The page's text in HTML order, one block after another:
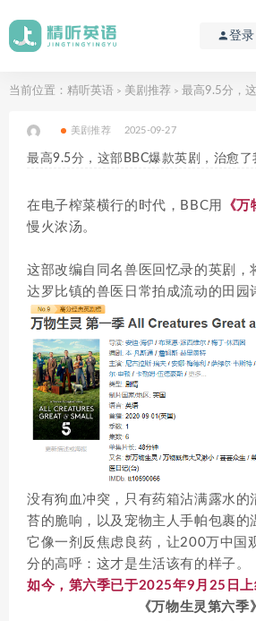
登录
当前位置： 精听英语 > 美剧推荐 > 最高9.5分，这部
美剧推荐 2025-09-27
最高9.5分，这部BBC爆款英剧，治愈了
在电子榨菜横行的时代，BBC用 《
慢火浓汤。
这部改编自同名兽医回忆录的英剧，
达罗比镇的兽医日常拍成流动的田园
没有狗血冲突，只有药箱沾满露水的
苔的脆响，以及宠物主人手帕包裹的
它像一剂反焦虑良药，让200万中国
分的高呼：这才是生活该有的样子。
如今，第六季已于2025年9月25日上
《万物生灵第六季》